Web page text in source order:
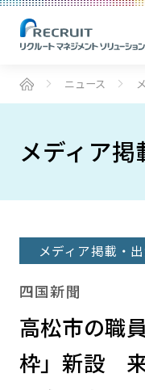
ニュース
メディア掲
メディア掲載・
四国新聞
高松市の職
枠」新設